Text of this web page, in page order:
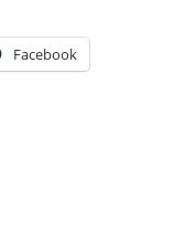
Facebook